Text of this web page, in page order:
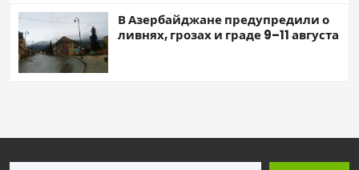
В Азербайджане предупредили о
ливнях, грозах и граде 9–11 августа